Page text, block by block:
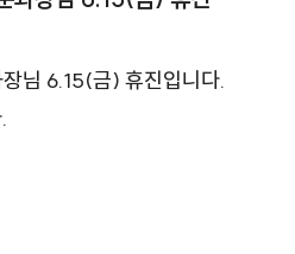
님 6.15(금) 휴진입니다.